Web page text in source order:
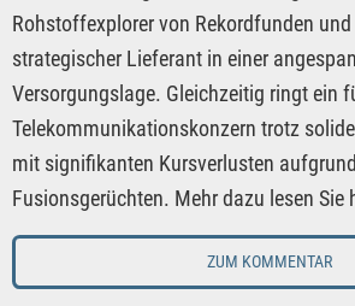
Rohstoffexplorer von Rekordfunden
strategischer Lieferant in einer
Versorgungslage. Gleichzeitig ringt ein
Telekommunikationskonzern trotz
mit signifikanten Kursverlusten
Fusionsgerüchten. Mehr dazu lesen Sie
ZUM KOMMENTAR